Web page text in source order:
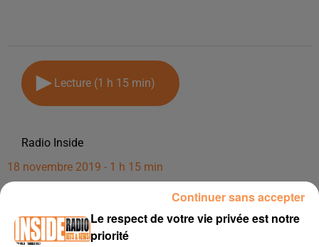
Lecture (1 h 15 min)
Radio Inside
18 novembre 2019 - 1 h 15 min
LE KOP INSIDE #5 : EMISSION DU LUNDI 18 NOVEMBRE 2019
LE KOP INSIDE #5 : ÉMISSION DU LUNDI 18 NOVEMBRE
Le respect de votre vie privée est notre
priorité
Continuer sans accepter